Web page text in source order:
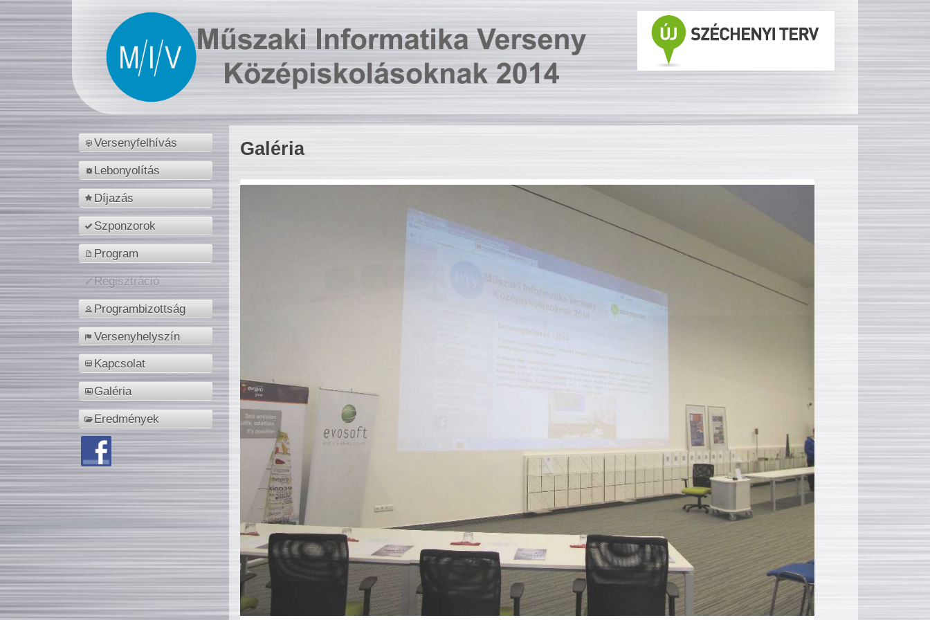
Versenyfelhívás
Lebonyolítás
Díjazás
Szponzorok
Program
Regisztráció
Programbizottság
Versenyhelyszín
Kapcsolat
Galéria
Eredmények
Galéria